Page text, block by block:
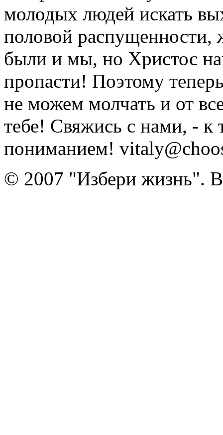
молодых людей искать
половой распущенности,
были и мы, но Христос
пропасти! Поэтому
не можем молчать и от
тебе! Свяжись с нами, - к
пониманием!
© 2007 "Избери жизнь".